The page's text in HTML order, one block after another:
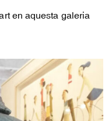
en aquesta galeria